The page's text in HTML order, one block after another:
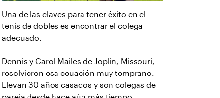
Una de las claves para tener éxito en el
tenis de dobles es encontrar el colega
adecuado.
Dennis y Carol Mailes de Joplin, Missouri,
resolvieron esa ecuación muy temprano.
Llevan 30 años casados y son colegas de